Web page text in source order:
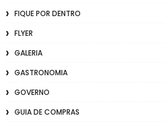
FIQUE POR DENTRO
FLYER
GALERIA
GASTRONOMIA
GOVERNO
GUIA DE COMPRAS